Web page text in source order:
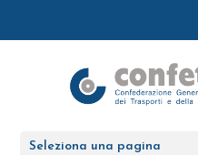
Seleziona una pagina